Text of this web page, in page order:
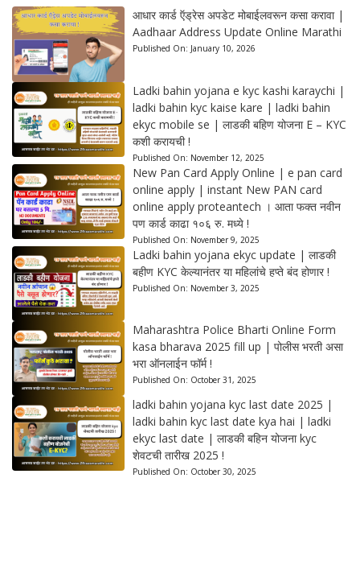
आधार कार्ड ऍड्रेस अपडेट मोबाईलवरून कसा करावा |
Aadhaar Address Update Online Marathi
Published On: January 10, 2026
Ladki bahin yojana e kyc kashi karaychi |
ladki bahin kyc kaise kare | ladki bahin
ekyc mobile se | लाडकी बहिण योजना E – KYC
कशी करायची !
Published On: November 12, 2025
New Pan Card Apply Online | e pan card
online apply | instant New PAN card
online apply proteantech । आता फक्त नवीन
पण कार्ड काढा १०६ रु. मध्ये !
Published On: November 9, 2025
Ladki bahin yojana ekyc update | लाडकी
बहीण KYC केल्यानंतर या महिलांचे हप्ते बंद होणार !
Published On: November 3, 2025
Maharashtra Police Bharti Online Form
kasa bharava 2025 fill up | पोलीस भरती असा
भरा ऑनलाईन फॉर्म !
Published On: October 31, 2025
ladki bahin yojana kyc last date 2025 |
ladki bahin kyc last date kya hai | ladki
ekyc last date | लाडकी बहिन योजना kyc
शेवटची तारीख 2025 !
Published On: October 30, 2025